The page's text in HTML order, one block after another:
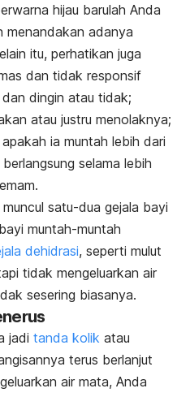
hijau barulah Anda
menandakan adanya
itu, perhatikan juga
dan tidak responsif
dingin atau tidak;
atau justru menolaknya;
ia muntah lebih dari
selama lebih
satu-dua gejala bayi
muntah-muntah
dehidrasi, seperti mulut
tidak mengeluarkan air
sesering biasanya.
jadi tanda kolik atau
terus berlanjut
air mata, Anda